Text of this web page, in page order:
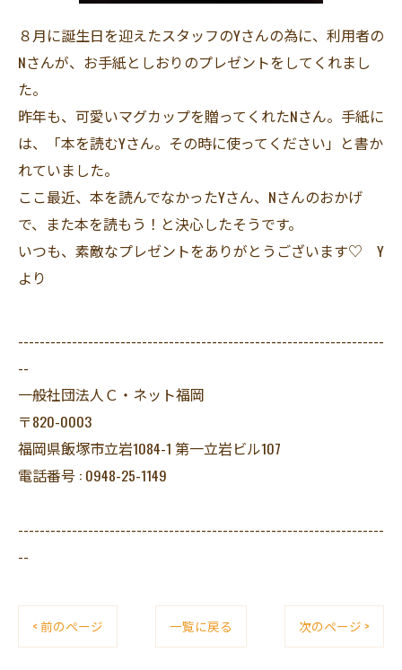
８月に誕生日を迎えたスタッフのYさんの為に、利用者の
Nさんが、お手紙としおりのプレゼントをしてくれまし
た。
昨年も、可愛いマグカップを贈ってくれたNさん。手紙に
は、「本を読むYさん。その時に使ってください」と書か
れていました。
ここ最近、本を読んでなかったYさん、Nさんのおかげ
で、また本を読もう！と決心したそうです。
いつも、素敵なプレゼントをありがとうございます♡ Y
より
--------------------------------------------------------------------
--
一般社団法人Ｃ・ネット福岡
〒820-0003
福岡県飯塚市立岩1084-1 第一立岩ビル107
電話番号 : 0948-25-1149
--------------------------------------------------------------------
--
< 前のページ 一覧に戻る 次のページ >